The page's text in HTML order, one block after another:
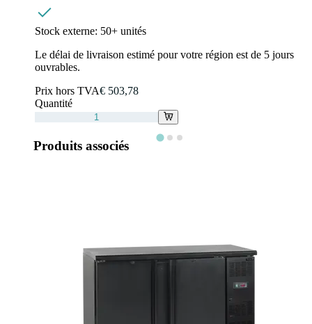
Stock externe: 50+ unités
Le délai de livraison estimé pour votre région est de 5 jours
ouvrables.
Prix hors TVA€ 503,78
Quantité
Produits associés